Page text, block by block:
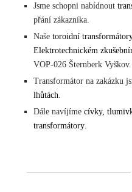
Jsme schopni nabídnout
přání zákazníka.
Naše toroidní
Elektrotechnickém
VOP-026 Šternberk Vyškov.
Transformátor na zakázku
lhůtách.
Dále navíjíme cívky,
transformátory.